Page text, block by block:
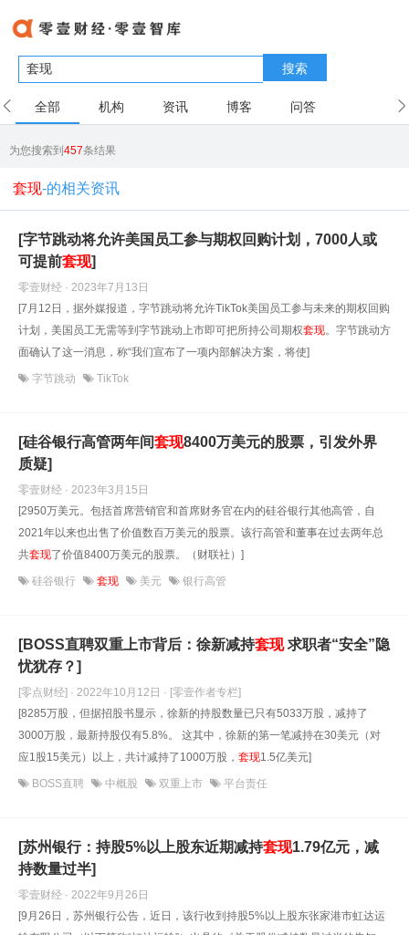
搜索
全部 机构 资讯 博客 问答
为您搜索到457条结果
套现-的相关资讯
[字节跳动将允许美国员工参与期权回购计划，7000人或
可提前套现]
零壹财经 · 2023年7月13日
[7月12日，据外媒报道，字节跳动将允许TikTok美国员工参与未来的期权回购
计划，美国员工无需等到字节跳动上市即可把所持公司期权套现。字节跳动方
面确认了这一消息，称“我们宣布了一项内部解决方案，将使]
字节跳动 TikTok
[硅谷银行高管两年间套现8400万美元的股票，引发外界
质疑]
零壹财经 · 2023年3月15日
[2950万美元。包括首席营销官和首席财务官在内的硅谷银行其他高管，自
2021年以来也出售了价值数百万美元的股票。该行高管和董事在过去两年总
共套现了价值8400万美元的股票。（财联社）]
硅谷银行 套现 美元 银行高管
[BOSS直聘双重上市背后：徐新减持套现求职者“安全”隐
忧犹存？]
[零点财经] · 2022年10月12日 · [零壹作者专栏]
[8285万股，但据招股书显示，徐新的持股数量已只有5033万股，减持了
3000万股，最新持股仅有5.8%。 这其中，徐新的第一笔减持在30美元（对
应1股15美元）以上，共计减持了1000万股， 套现1.5亿美元]
BOSS直聘 中概股 双重上市 平台责任
[苏州银行：持股5%以上股东近期减持套现1.79亿元，减
持数量过半]
零壹财经 · 2022年9月26日
[9月26日，苏州银行公告，近日，该行收到持股5%以上股东张家港市虹达运